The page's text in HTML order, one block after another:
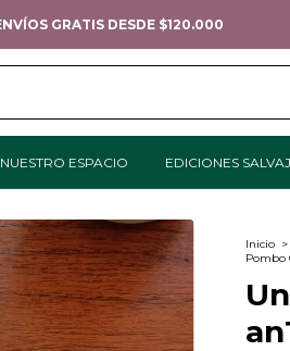
TODOS LOS MEDIOS DE PAGO
NUESTRO ESPACIO EDICIONES
Inicio >
Pombo